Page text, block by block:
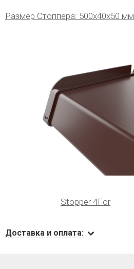
Размер Cтоппера: 500х40х50 мм
Stopper 4For
Доставка и оплата: